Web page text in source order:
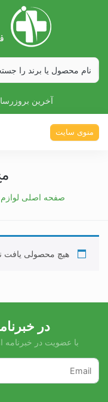
آخرین
منوی سایت
صفحه اصلی
هیچ محصولی یافت
در
با عضویت در خبرنامه